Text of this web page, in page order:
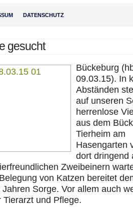
DATENSCHUTZ
gesucht
Bückeburg
09.03.15). In
Abständen
auf unseren
herrenlose
aus dem
Tierheim am
Hasengarten
dort dringend
Zweibeinern
von Katzen bereitet
Sorge. Vor allem auch
und Pflege.